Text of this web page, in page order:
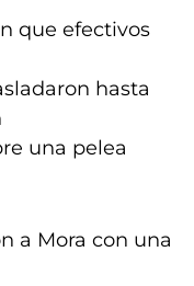
que efectivos
hasta
una pelea
a Mora con una